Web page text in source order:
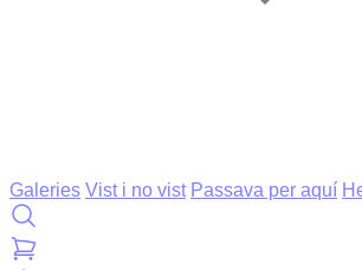
Galeries Vist i no vist Passava per aquí